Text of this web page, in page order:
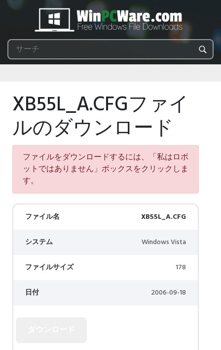
XB55L_A.CFGファイ
ルのダウンロード
ファイルをダウンロードするには、「私はロボ
ットではありません」ボックスをクリックしま
す。
ファイル名 XB55L_A.CFG
システム Windows Vista
ファイルサイズ 178
日付 2006-09-18